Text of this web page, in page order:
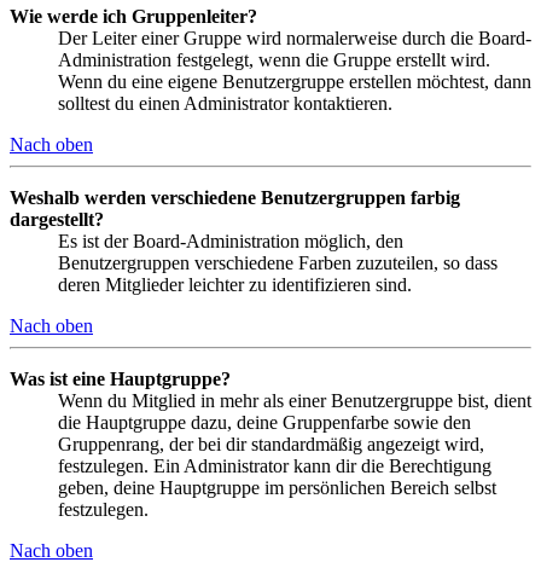
Wie werde ich Gruppenleiter?
Der Leiter einer Gruppe wird normalerweise durch die Board-
Administration festgelegt, wenn die Gruppe erstellt wird.
Wenn du eine eigene Benutzergruppe erstellen möchtest, dann
solltest du einen Administrator kontaktieren.
Nach oben
Weshalb werden verschiedene Benutzergruppen farbig
dargestellt?
Es ist der Board-Administration möglich, den
Benutzergruppen verschiedene Farben zuzuteilen, so dass
deren Mitglieder leichter zu identifizieren sind.
Nach oben
Was ist eine Hauptgruppe?
Wenn du Mitglied in mehr als einer Benutzergruppe bist, dient
die Hauptgruppe dazu, deine Gruppenfarbe sowie den
Gruppenrang, der bei dir standardmäßig angezeigt wird,
festzulegen. Ein Administrator kann dir die Berechtigung
geben, deine Hauptgruppe im persönlichen Bereich selbst
festzulegen.
Nach oben